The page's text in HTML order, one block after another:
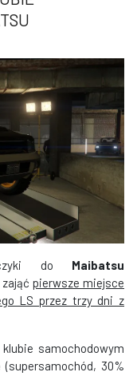
do Maibatsu
pierwsze miejsce
LS przez trzy dni z
samochodowym
(supersamochód, 30%